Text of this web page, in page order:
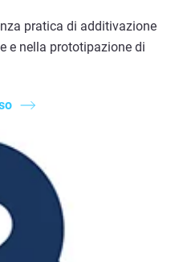
pratica di additivazione
e nella prototipazione di